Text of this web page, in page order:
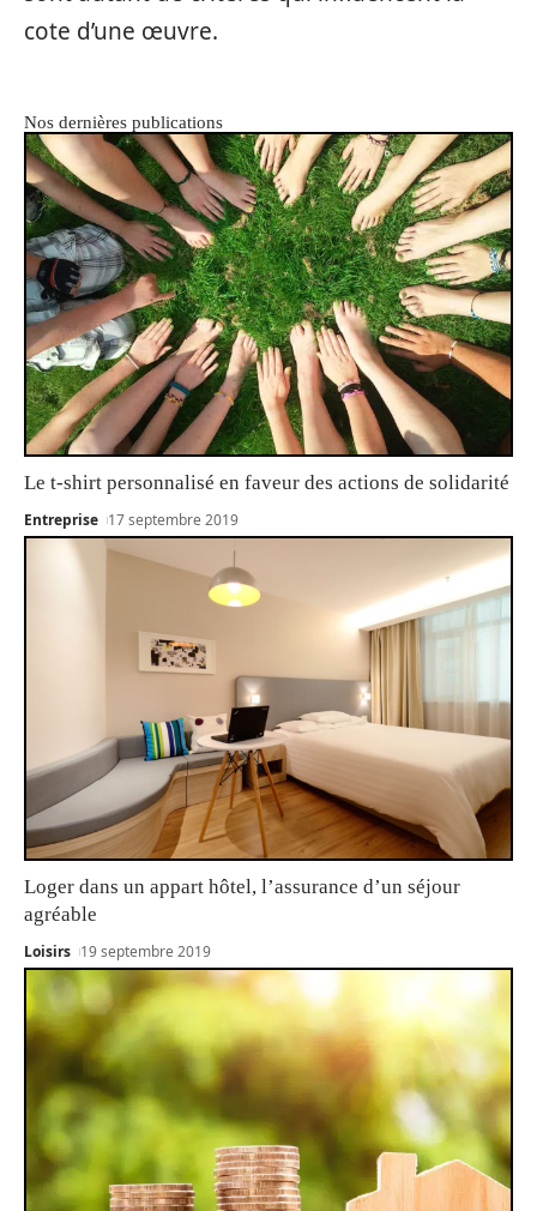
cote d’une œuvre.
Nos dernières publications
Le t-shirt personnalisé en faveur des actions de solidarité
Entreprise 17 septembre 2019
Loger dans un appart hôtel, l’assurance d’un séjour
agréable
Loisirs 19 septembre 2019